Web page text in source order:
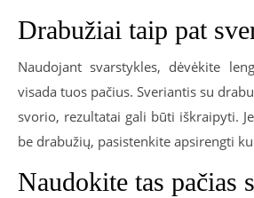
Drabužiai taip pat
Naudojant svarstykles, dėvėkite
visada tuos pačius. Sveriantis su
svorio, rezultatai gali būti iškraipyti.
be drabužių, pasistenkite apsirengti
Naudokite tas pačias